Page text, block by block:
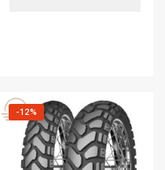
-12%